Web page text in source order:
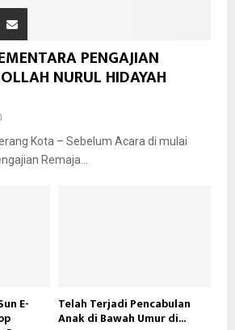
PENGAJIAN
NURUL HIDAYAH
Kota – Sebelum Acara di mulai
Remaja...
E- Telah Terjadi Pencabulan
Anak di Bawah Umur di...